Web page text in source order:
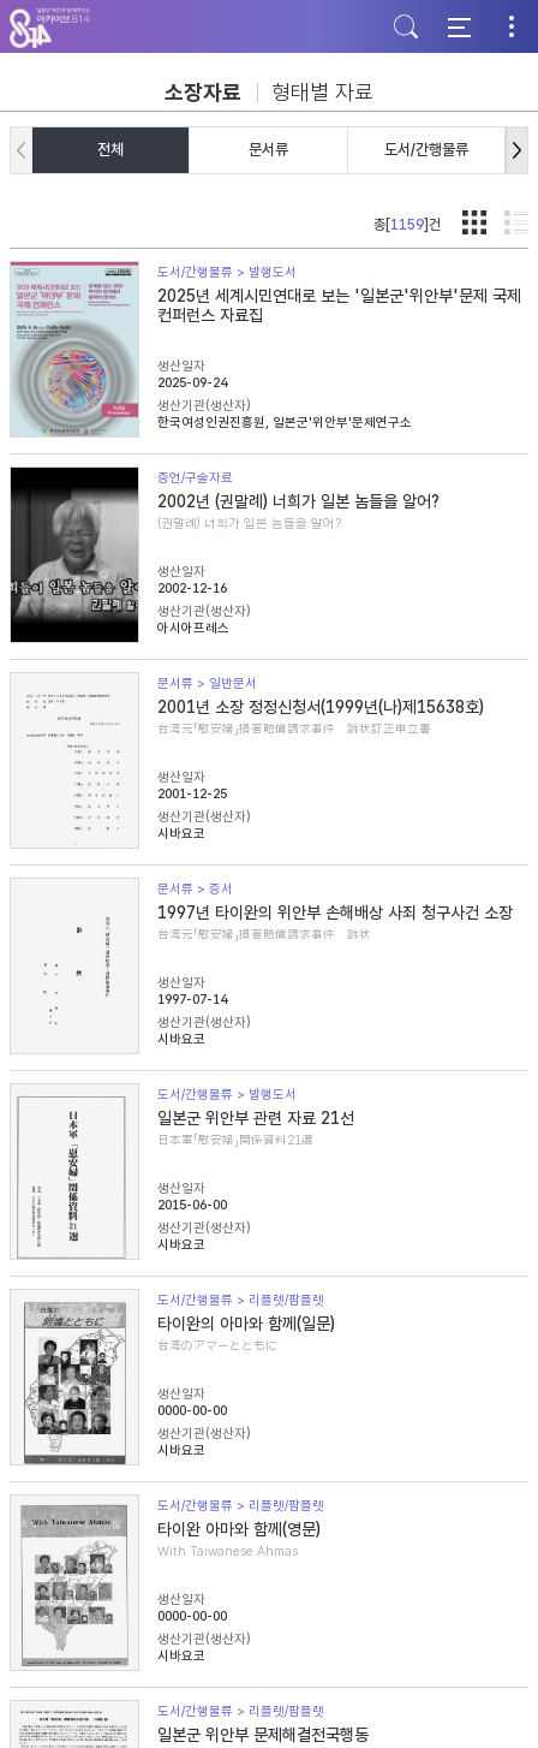
주
메
뉴
가
기
본
문
바
기
하
단
바
기
소장자료 형태별 자료
전체 문서류 도서/간행물류
총[1159]건
도서/간행물류 > 발행도서
2025년 세계시민연대로 보는 '일본군'위안부'문제 국제
컨퍼런스 자료집
생산일자
2025-09-24
생산기관(생산자)
한국여성인권진흥원, 일본군'위안부'문제연구소
증언/구술자료
2002년 (권말례) 너희가 일본 놈들을 알어?
(권말례) 너희가 일본 놈들을 알어?
생산일자
2002-12-16
생산기관(생산자)
아시아프레스
문서류 > 일반문서
2001년 소장 정정신청서(1999년(나)제15638호)
台湾元「慰安婦」損害賠償請求事件 訴状訂正申立書
생산일자
2001-12-25
생산기관(생산자)
시바요코
문서류 > 증서
1997년 타이완의 위안부 손해배상 사죄 청구사건 소장
台湾元「慰安婦」損害賠償請求事件 訴状
생산일자
1997-07-14
생산기관(생산자)
시바요코
도서/간행물류 > 발행도서
일본군 위안부 관련 자료 21선
日本軍「慰安婦」関係資料21選
생산일자
2015-06-00
생산기관(생산자)
시바요코
도서/간행물류 > 리플렛/팜플렛
타이완의 아마와 함께(일문)
台湾のアマーとともに
생산일자
0000-00-00
생산기관(생산자)
시바요코
도서/간행물류 > 리플렛/팜플렛
타이완 아마와 함께(영문)
With Taiwanese Ahmas
생산일자
0000-00-00
생산기관(생산자)
시바요코
도서/간행물류 > 리플렛/팜플렛
일본군 위안부 문제해결전국행동